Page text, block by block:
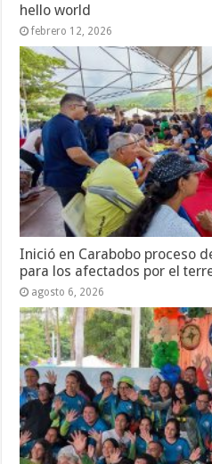
hello world
febrero 12, 2026
Inició en Carabobo proceso
para los afectados por el
agosto 6, 2026